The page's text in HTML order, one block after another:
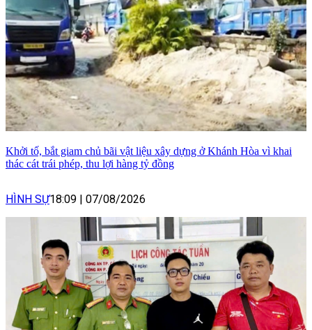
Khởi tố, bắt giam chủ bãi vật liệu xây dựng ở Khánh Hòa vì khai
thác cát trái phép, thu lợi hàng tỷ đồng
HÌNH SỰ18:09 07/08/2026